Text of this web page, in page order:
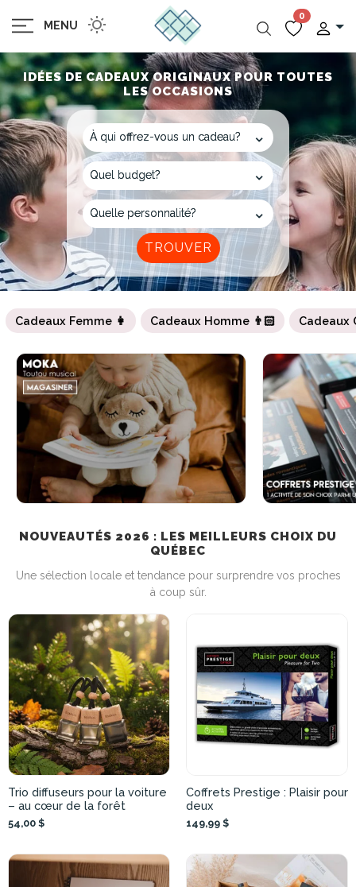
MENU
0
IDÉES DE CADEAUX ORIGINAUX POUR TOUTES
LES OCCASIONS
Cadeaux Femme 👩 Cadeaux Homme 👨🏻 Cadeaux
NOUVEAUTÉS 2026 : LES MEILLEURS CHOIX DU
QUÉBEC
Une sélection locale et tendance pour surprendre vos proches
à coup sûr.
Trio diffuseurs pour la voiture
– au cœur de la forêt
54,00 $
Coffrets Prestige : Plaisir pour
deux
149,99 $